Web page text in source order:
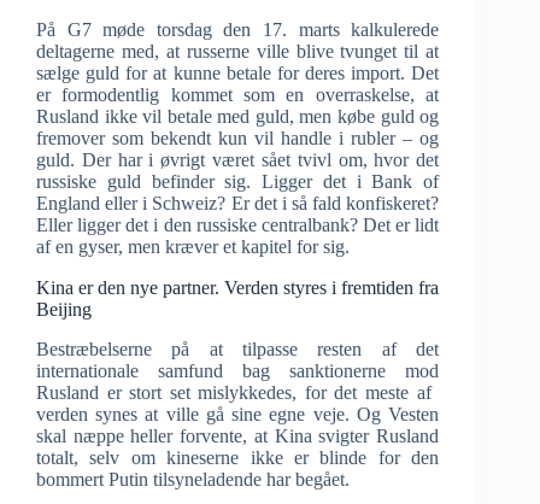
På G7 møde torsdag den 17. marts kalkulerede
deltagerne med, at russerne ville blive tvunget til at
sælge guld for at kunne betale for deres import. Det
er formodentlig kommet som en overraskelse, at
Rusland ikke vil betale med guld, men købe guld og
fremover som bekendt kun vil handle i rubler – og
guld. Der har i øvrigt været sået tvivl om, hvor det
russiske guld befinder sig. Ligger det i Bank of
England eller i Schweiz? Er det i så fald konfiskeret?
Eller ligger det i den russiske centralbank? Det er lidt
af en gyser, men kræver et kapitel for sig.
Kina er den nye partner. Verden styres i fremtiden fra
Beijing
Bestræbelserne på at tilpasse resten af ​​det
internationale samfund bag sanktionerne mod
Rusland er stort set mislykkedes, for det meste af ​​
verden synes at ville gå sine egne veje. Og Vesten
skal næppe heller forvente, at Kina svigter Rusland
totalt, selv om kineserne ikke er blinde for den
bommert Putin tilsyneladende har begået.